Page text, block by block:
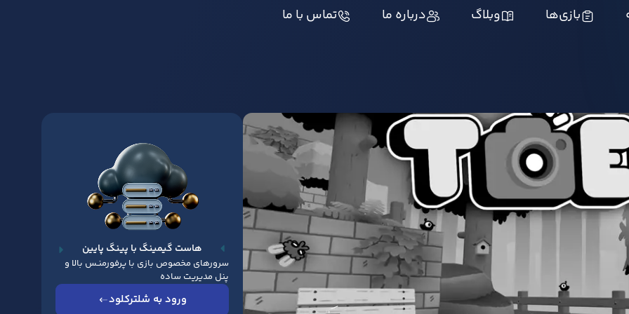
بازی‌ها وبلاگ درباره ما تماس با ما
هاست گیمینگ با پینگ پایین
سرورهای مخصوص بازی با پرفورمنـس بالا و
پنل مدیریت ساده
ورود به شلترکلود